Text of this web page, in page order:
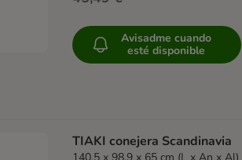
Avisadme cuando
esté disponible
TIAKI conejera Scandinavia